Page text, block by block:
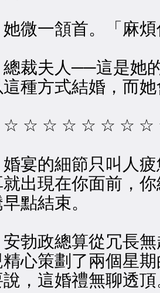
一頷首。「麻煩
夫人──這是她的
種方式結婚，而
☆ ☆ ☆ ☆ ☆ ☆
的細節只叫人疲
出現在你面前，
點結束。
政總算從冗長無
心策劃了兩個星
，這婚禮無聊透